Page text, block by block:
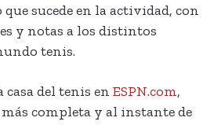
sucede en la actividad, con
y notas a los distintos
tenis.
casa del tenis en ESPN.com,
completa y al instante de